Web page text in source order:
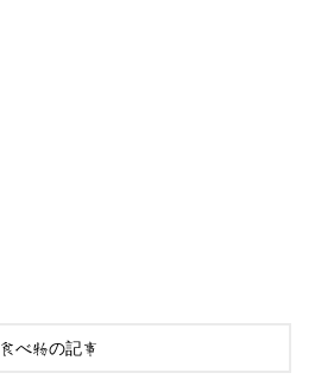
食べ物の記事